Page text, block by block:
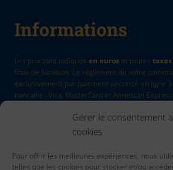
Gérer le consentement
cookies
Pour offrir les meilleures expériences, nous
telles que les cookies pour stocker et/ou
Informations
Les prix sont indiqués en euros et toutes taxes
frais de livraison. Le règlement de votre
exclusivement par paiement sécurisé en ligne à
bancaire : Visa, MasterCard et American
by Quadri7
Contactez nous